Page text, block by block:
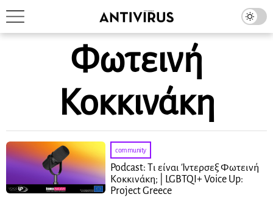
Φωτεινή
Κοκκινάκη
community
Podcast: Τι είναι Ίντερσεξ Φωτεινή
Κοκκινάκη; | LGBTQI+ Voice Up:
Project Greece